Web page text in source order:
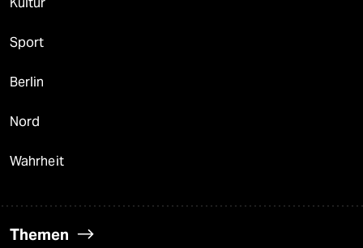
Kultur
Sport
Berlin
Nord
Wahrheit
Themen